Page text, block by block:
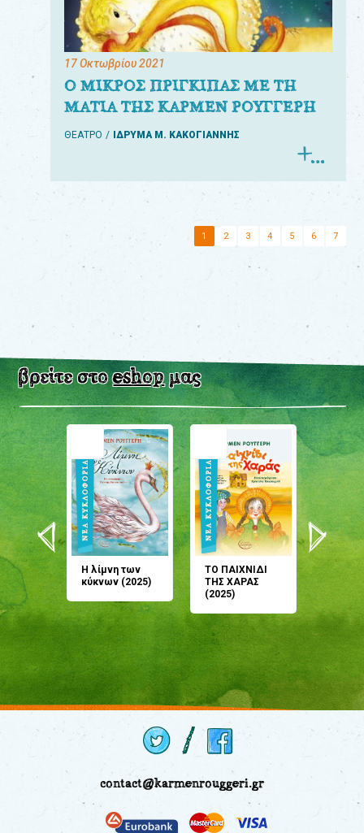
17 Οκτωβρίου 2021
Ο ΜΙΚΡΟΣ ΠΡΙΓΚΙΠΑΣ ΜΕ ΤΗ
ΜΑΤΙΑ ΤΗΣ ΚΑΡΜΕΝ ΡΟΥΓΓΕΡΗ
ΘΕΑΤΡΟ ΙΔΡΥΜΑ Μ. ΚΑΚΟΓΙΑΝΝΗΣ
1 2 3 4 5 6 7
βρείτε στοeshopμας
Η λίμνη των
κύκνων (2025)
ΤΟ ΠΑΙΧΝΙΔΙ
ΤΗΣ ΧΑΡΑΣ
(2025)
μου;
(2024)
contact@karmenrouggeri.gr